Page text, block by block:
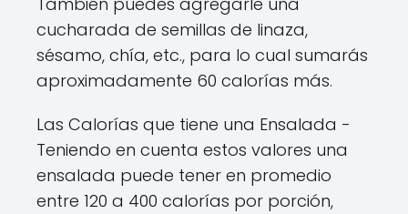
cucharada de semillas de linaza,
sésamo, chía, etc., para lo cual sumarás
aproximadamente 60 calorías más.
Las Calorías que tiene una Ensalada -
Teniendo en cuenta estos valores una
ensalada puede tener en promedio
entre 120 a 400 calorías por porción,